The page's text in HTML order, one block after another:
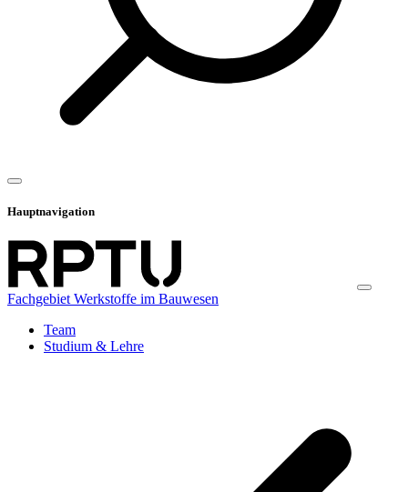
Hauptnavigation
Fachgebiet Werkstoffe im Bauwesen
Team
Studium & Lehre